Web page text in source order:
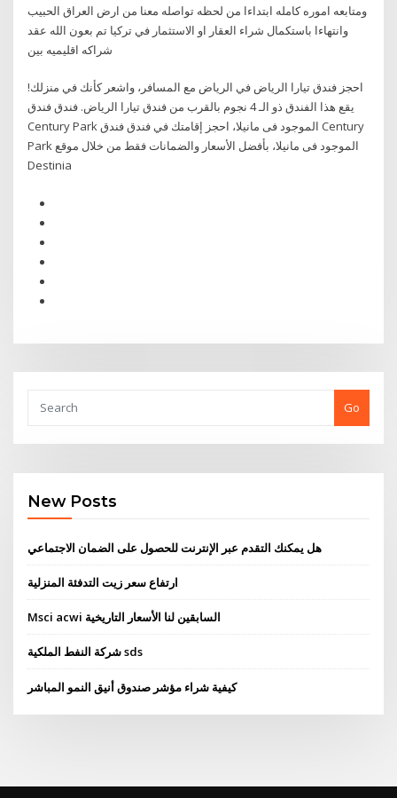
ومتابعه اموره كامله ابتداءا من لحظه تواصله معنا من ارض العراق الحبيب
وانتهاءا باستكمال شراء العقار او الاستثمار في تركيا تم بعون الله عقد
شراكه اقليميه بين
احجز فندق تيارا الرياض في الرياض مع المسافر، واشعر كأنك في منزلك!
يقع هذا الفندق ذو الـ 4 نجوم بالقرب من فندق تيارا الرياض. فندق فندق
Century Park الموجود فى مانيلا، احجز إقامتك في فندق فندق Century
Park الموجود فى مانيلا، بأفضل الأسعار والضمانات فقط من خلال موقع
Destinia
Go
New Posts
هل يمكنك التقدم عبر الإنترنت للحصول على الضمان الاجتماعي
ارتفاع سعر زيت التدفئة المنزلية
Msci acwi السابقين لنا الأسعار التاريخية
شركة النفط الملكية sds
كيفية شراء مؤشر صندوق أنيق النمو المباشر